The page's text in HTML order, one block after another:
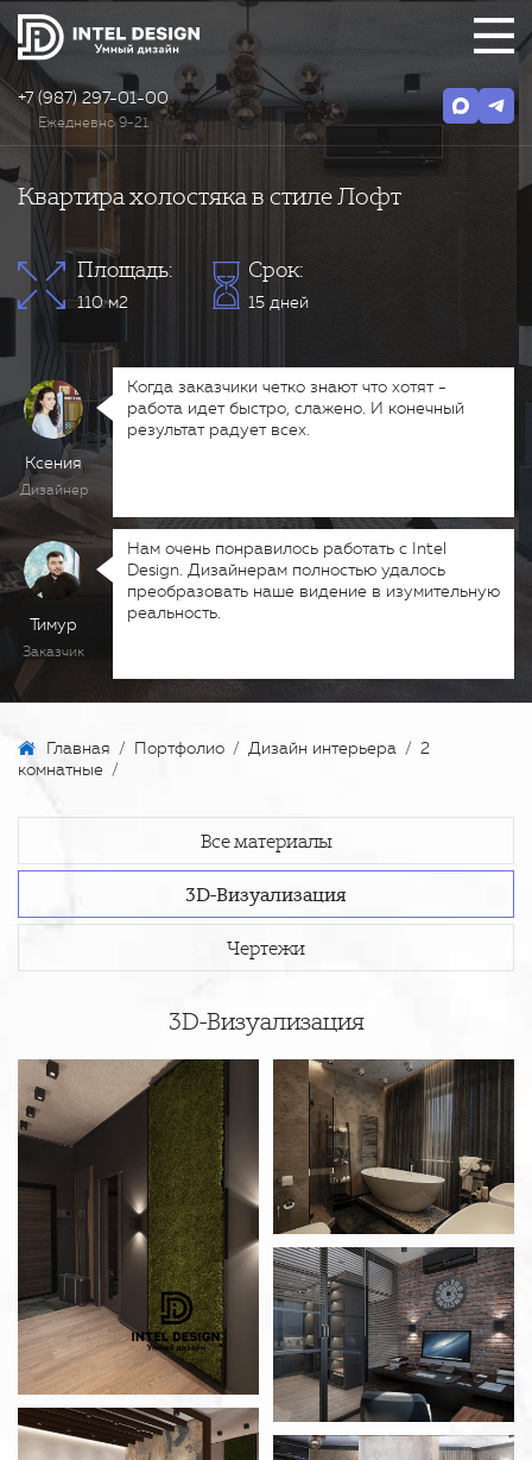
+7 (987) 297-01-00
Ежедневно 9-21
Квартира холостяка в стиле Лофт
Площадь:
110 м2
Срок:
15 дней
Ксения
Дизайнер
Когда заказчики четко знают что хотят -
работа идет быстро, слажено. И конечный
результат радует всех.
Тимур
Заказчик
Нам очень понравилось работать с Intel
Design. Дизайнерам полностью удалось
преобразовать наше видение в изумительную
реальность.
Главная / Портфолио / Дизайн интерьера / 2
комнатные /
Все материалы
3D-Визуализация
Чертежи
3D-Визуализация